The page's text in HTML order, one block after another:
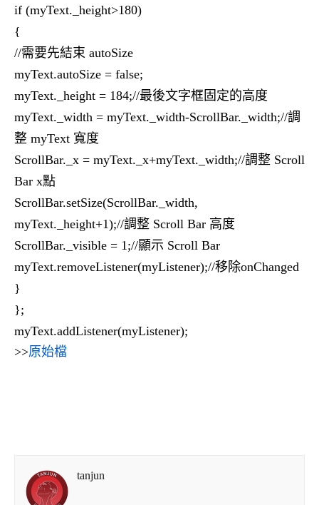
if (myText._height>180)
{
//需要先結束 autoSize
myText.autoSize = false;
myText._height = 184;//最後文字框固定的高度
myText._width = myText._width-ScrollBar._width;//調
整 myText 寬度
ScrollBar._x = myText._x+myText._width;//調整 Scroll
Bar x點
ScrollBar.setSize(ScrollBar._width,
myText._height+1);//調整 Scroll Bar 高度
ScrollBar._visible = 1;//顯示 Scroll Bar
myText.removeListener(myListener);//移除onChanged
}
};
myText.addListener(myListener);
>>原始檔
tanjun